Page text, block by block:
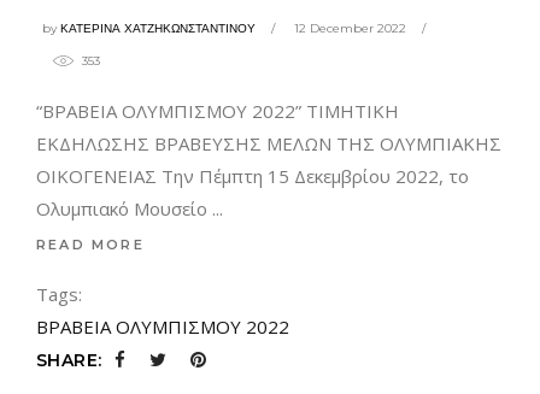
byΚΑΤΕΡΙΝΑ ΧΑΤΖΗΚΩΝΣΤΑΝΤΙΝΟΥ 12 December 2022
353
“ΒΡΑΒΕΙΑ ΟΛΥΜΠΙΣΜΟΥ 2022” ΤΙΜΗΤΙΚΗ
ΕΚΔΗΛΩΣΗΣ ΒΡΑΒΕΥΣΗΣ ΜΕΛΩΝ ΤΗΣ ΟΛΥΜΠΙΑΚΗΣ
ΟΙΚΟΓΕΝΕΙΑΣ Την Πέμπτη 15 Δεκεμβρίου 2022, το
Ολυμπιακό Μουσείο
READ MORE
Tags:
ΒΡΑΒΕΙΑ ΟΛΥΜΠΙΣΜΟΥ 2022
SHARE: